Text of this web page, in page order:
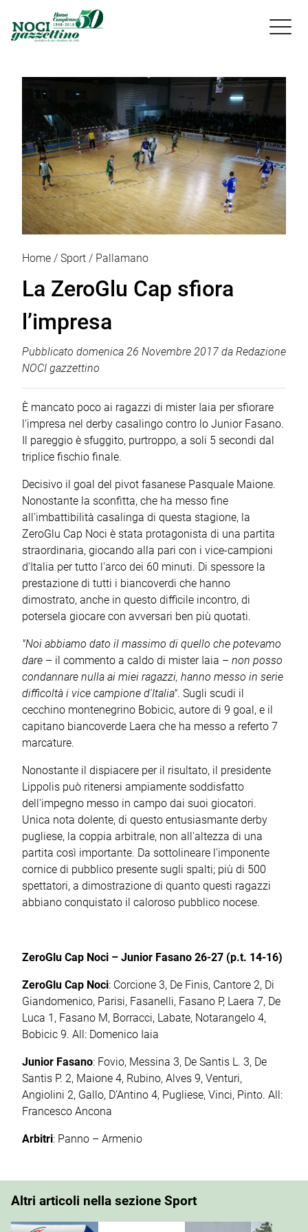

Home Sport Pallamano
La ZeroGlu Cap sfiora
l’impresa
Pubblicato domenica 26 Novembre 2017 da Redazione
NOCI gazzettino
È mancato poco ai ragazzi di mister Iaia per sfiorare
l'impresa nel derby casalingo contro lo Junior Fasano.
Il pareggio è sfuggito, purtroppo, a soli 5 secondi dal
triplice fischio finale.
Decisivo il goal del pivot fasanese Pasquale Maione.
Nonostante la sconfitta, che ha messo fine
all'imbattibilità casalinga di questa stagione, la
ZeroGlu Cap Noci è stata protagonista di una partita
straordinaria, giocando alla pari con i vice-campioni
d'Italia per tutto l'arco dei 60 minuti. Di spessore la
prestazione di tutti i biancoverdi che hanno
dimostrato, anche in questo difficile incontro, di
potersela giocare con avversari ben più quotati.
"Noi abbiamo dato il massimo di quello che potevamo
dare – il commento a caldo di mister Iaia – non posso
condannare nulla ai miei ragazzi, hanno messo in serie
difficoltà i vice campione d'Italia". Sugli scudi il
cecchino montenegrino Bobicic, autore di 9 goal, e il
capitano biancoverde Laera che ha messo a referto 7
marcature.
Nonostante il dispiacere per il risultato, il presidente
Lippolis può ritenersi ampiamente soddisfatto
dell'impegno messo in campo dai suoi giocatori.
Unica nota dolente, di questo entusiasmante derby
pugliese, la coppia arbitrale, non all'altezza di una
partita così importante. Da sottolineare l'imponente
cornice di pubblico presente sugli spalti; più di 500
spettatori, a dimostrazione di quanto questi ragazzi
abbiano conquistato il caloroso pubblico nocese.
ZeroGlu Cap Noci – Junior Fasano 26-27 (p.t. 14-16)
ZeroGlu Cap Noci: Corcione 3, De Finis, Cantore 2, Di
Giandomenico, Parisi, Fasanelli, Fasano P, Laera 7, De
Luca 1, Fasano M, Borracci, Labate, Notarangelo 4,
Bobicic 9. All: Domenico Iaia
Junior Fasano: Fovio, Messina 3, De Santis L. 3, De
Santis P. 2, Maione 4, Rubino, Alves 9, Venturi,
Angiolini 2, Gallo, D’Antino 4, Pugliese, Vinci, Pinto. All:
Francesco Ancona
Arbitri: Panno – Armenio
Altri articoli nella sezione Sport